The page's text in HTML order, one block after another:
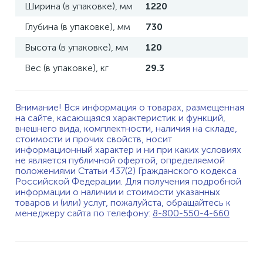
Ширина (в упаковке), мм
1220
Глубина (в упаковке), мм
730
Высота (в упаковке), мм
120
Вес (в упаковке), кг
29.3
Внимание! Вся информация о товарах, размещенная
на сайте, касающаяся характеристик и функций,
внешнего вида, комплектности, наличия на складе,
стоимости и прочих свойств, носит
информационный характер и ни при каких условиях
не является публичной офертой, определяемой
положениями Статьи 437(2) Гражданского кодекса
Российской Федерации. Для получения подробной
информации о наличии и стоимости указанных
товаров и (или) услуг, пожалуйста, обращайтесь к
менеджеру сайта по телефону: 8-800-550-4-660